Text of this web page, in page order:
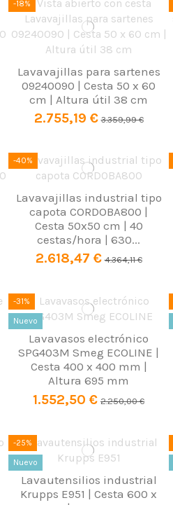
-18%
Lavavajillas para sartenes
09240090 | Cesta 50 x 60
cm | Altura útil 38 cm
2.755,19 € 3.359,99 €
-40%
Lavavajillas industrial tipo
capota CORDOBA800 |
Cesta 50x50 cm | 40
cestas/hora | 630...
2.618,47 € 4.364,11 €
-31%
Nuevo
Lavavasos electrónico
SPG403M Smeg ECOLINE |
Cesta 400 x 400 mm |
Altura 695 mm
1.552,50 € 2.250,00 €
-25%
Nuevo
Lavautensilios industrial
Krupps E951 | Cesta 600 x